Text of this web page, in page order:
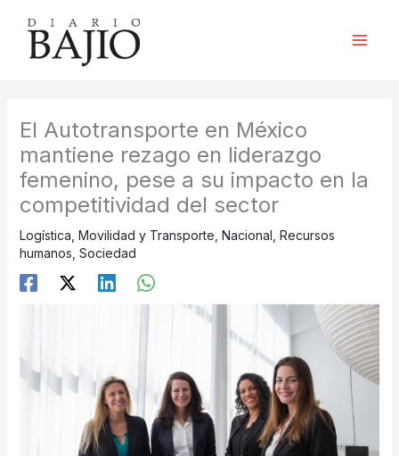
contenido
El Autotransporte en México
mantiene rezago en liderazgo
femenino, pese a su impacto en la
competitividad del sector
Logística Movilidad y Transporte Nacional Recursos
humanos Sociedad